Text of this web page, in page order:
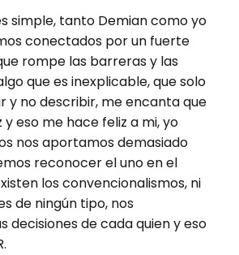
simple, tanto Demian como yo
conectados por un fuerte
rompe las barreras y las
que es inexplicable, que solo
y no describir, me encanta que
y eso me hace feliz a mi, yo
nos aportamos demasiado
reconocer el uno en el
los convencionalismos, ni
de ningún tipo, nos
decisiones de cada quien y eso